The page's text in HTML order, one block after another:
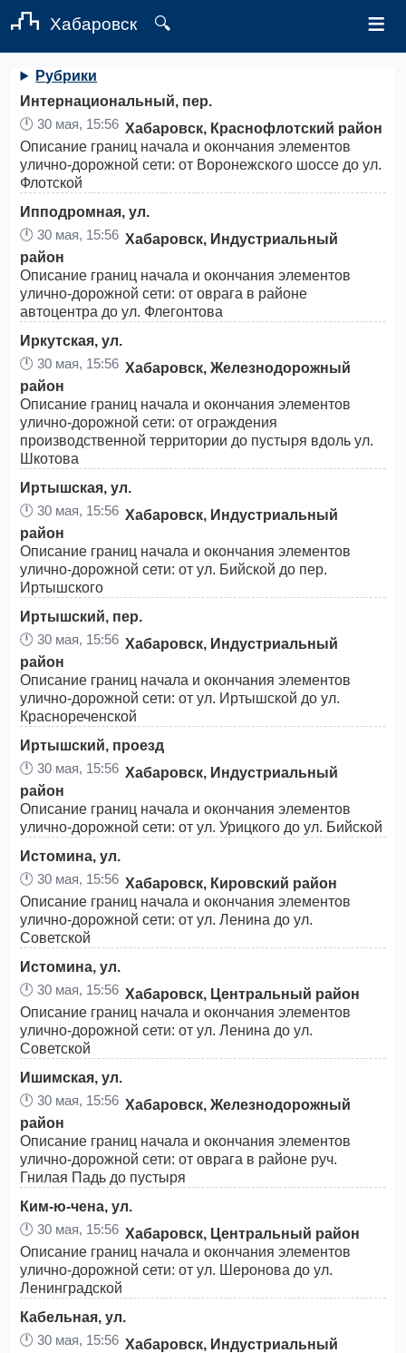
Хабаровск 🔍 ≡
Рубрики
Интернациональный, пер.
🕛30 мая, 15:56 Хабаровск, Краснофлотский район
Описание границ начала и окончания элементов
улично-дорожной сети: от Воронежского шоссе до ул.
Флотской
Ипподромная, ул.
🕛30 мая, 15:56 Хабаровск, Индустриальный
район
Описание границ начала и окончания элементов
улично-дорожной сети: от оврага в районе
автоцентра до ул. Флегонтова
Иркутская, ул.
🕛30 мая, 15:56 Хабаровск, Железнодорожный
район
Описание границ начала и окончания элементов
улично-дорожной сети: от ограждения
производственной территории до пустыря вдоль ул.
Шкотова
Иртышская, ул.
🕛30 мая, 15:56 Хабаровск, Индустриальный
район
Описание границ начала и окончания элементов
улично-дорожной сети: от ул. Бийской до пер.
Иртышского
Иртышский, пер.
🕛30 мая, 15:56 Хабаровск, Индустриальный
район
Описание границ начала и окончания элементов
улично-дорожной сети: от ул. Иртышской до ул.
Краснореченской
Иртышский, проезд
🕛30 мая, 15:56 Хабаровск, Индустриальный
район
Описание границ начала и окончания элементов
улично-дорожной сети: от ул. Урицкого до ул. Бийской
Истомина, ул.
🕛30 мая, 15:56 Хабаровск, Кировский район
Описание границ начала и окончания элементов
улично-дорожной сети: от ул. Ленина до ул.
Советской
Истомина, ул.
🕛30 мая, 15:56 Хабаровск, Центральный район
Описание границ начала и окончания элементов
улично-дорожной сети: от ул. Ленина до ул.
Советской
Ишимская, ул.
🕛30 мая, 15:56 Хабаровск, Железнодорожный
район
Описание границ начала и окончания элементов
улично-дорожной сети: от оврага в районе руч.
Гнилая Падь до пустыря
Ким-ю-чена, ул.
🕛30 мая, 15:56 Хабаровск, Центральный район
Описание границ начала и окончания элементов
улично-дорожной сети: от ул. Шеронова до ул.
Ленинградской
Кабельная, ул.
🕛30 мая, 15:56 Хабаровск, Индустриальный